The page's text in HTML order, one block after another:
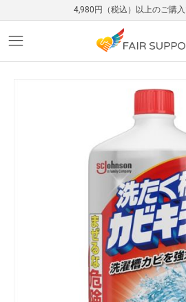
4,980円（税込）以上のご購入